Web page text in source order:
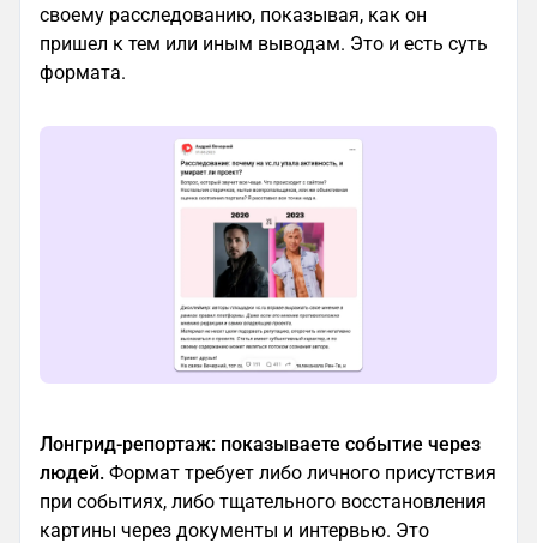
своему расследованию, показывая, как он
пришел к тем или иным выводам. Это и есть суть
формата.
Лонгрид-репортаж: показываете событие через
людей. Формат требует либо личного присутствия
при событиях, либо тщательного восстановления
картины через документы и интервью. Это